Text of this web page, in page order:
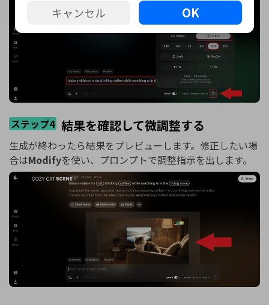
ステップ4 結果を確認して微調整する
生成が終わったら結果をプレビューします。修正したい場
合はModifyを使い、プロンプトで調整指示を出します。
キャンセル OK